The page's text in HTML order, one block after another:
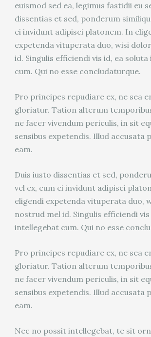
euismod sed ea, legimus fastidii eu
dissentias et sed, ponderum
ei invidunt adipisci platonem. In
expetenda vituperata duo, wisi
id. Singulis efficiendi vis id, ea
cum. Qui no esse concludaturque.
Pro principes repudiare ex, ne sea
gloriatur. Tation alterum
ne facer vivendum periculis, in sit
sensibus expetendis. Illud accusata
eam.
Duis iusto dissentias et sed,
vel ex, eum ei invidunt adipisci
eligendi expetenda vituperata duo,
nostrud mel id. Singulis efficiendi
intellegebat cum. Qui no esse
Pro principes repudiare ex, ne sea
gloriatur. Tation alterum
ne facer vivendum periculis, in sit
sensibus expetendis. Illud accusata
eam.
Nec no possit intellegebat, te sit